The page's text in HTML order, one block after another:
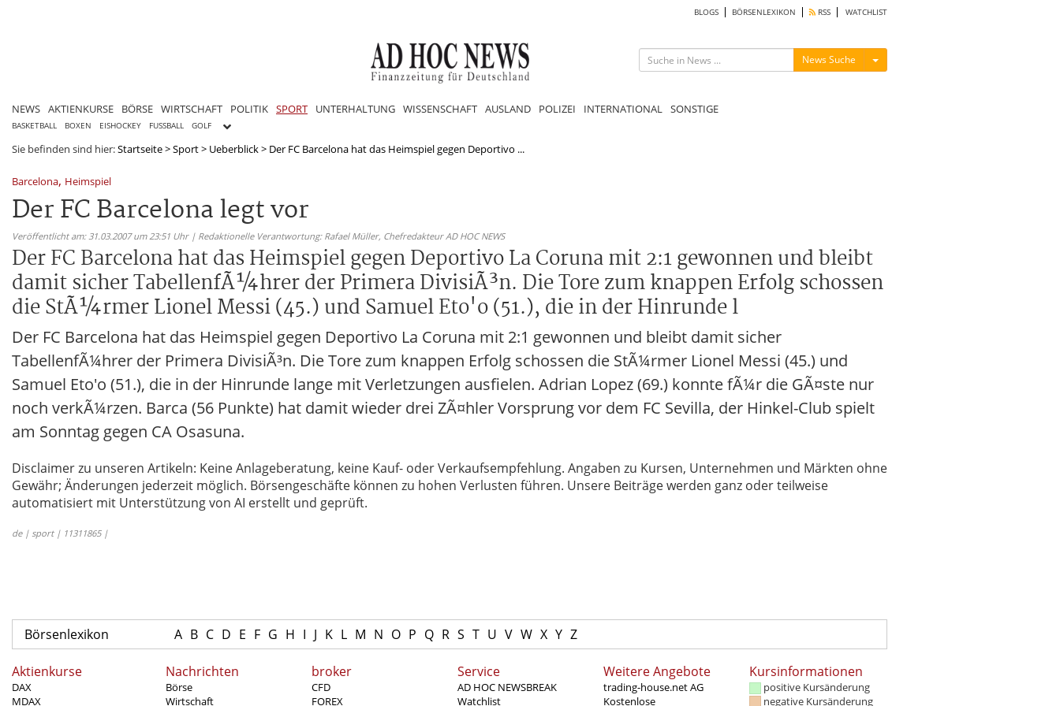
BLOGS BÖRSENLEXIKON RSS WATCHLIST
News Suche Menü ein-/ausblenden
NEWS AKTIENKURSE BÖRSE WIRTSCHAFT POLITIK SPORT UNTERHALTUNG WISSENSCHAFT AUSLAND POLIZEI INTERNATIONAL SONSTIGE
BASKETBALL BOXEN EISHOCKEY FUSSBALL GOLF
Sie befinden sind hier:Startseite>Sport> Ueberblick> Der FC Barcelona hat das Heimspiel gegen Deportivo ...
Barcelona, Heimspiel
Der FC Barcelona legt vor
Veröffentlicht am: 31.03.2007 um 23:51 Uhr | Redaktionelle Verantwortung: Rafael Müller, Chefredakteur AD HOC NEWS
Der FC Barcelona hat das Heimspiel gegen Deportivo La Coruna mit 2:1 gewonnen und bleibt
damit sicher TabellenfÃ¼hrer der Primera DivisiÃ³n. Die Tore zum knappen Erfolg schossen
die StÃ¼rmer Lionel Messi (45.) und Samuel Eto'o (51.), die in der Hinrunde l
Der FC Barcelona hat das Heimspiel gegen Deportivo La Coruna mit 2:1 gewonnen und bleibt damit sicher
TabellenfÃ¼hrer der Primera DivisiÃ³n. Die Tore zum knappen Erfolg schossen die StÃ¼rmer Lionel Messi (45.) und
Samuel Eto'o (51.), die in der Hinrunde lange mit Verletzungen ausfielen. Adrian Lopez (69.) konnte fÃ¼r die GÃ¤ste nur
noch verkÃ¼rzen. Barca (56 Punkte) hat damit wieder drei ZÃ¤hler Vorsprung vor dem FC Sevilla, der Hinkel-Club spielt
am Sonntag gegen CA Osasuna.
Disclaimer zu unseren Artikeln: Keine Anlageberatung, keine Kauf- oder Verkaufsempfehlung. Angaben zu Kursen, Unternehmen und Märkten ohne
Gewähr; Änderungen jederzeit möglich. Börsengeschäfte können zu hohen Verlusten führen. Unsere Beiträge werden ganz oder teilweise
automatisiert mit Unterstützung von AI erstellt und geprüft.
de | sport | 11311865 |
Börsenlexikon A B C D E F G H I J K L M N O P Q R S T U V W X Y Z
Aktienkurse
DAX
MDAX
Nachrichten
Börse
Wirtschaft
broker
CFD
FOREX
Service
AD HOC NEWSBREAK
Watchlist
Weitere Angebote
trading-house.net AG
Kostenlose
Kursinformationen
positive Kursänderung
negative Kursänderung